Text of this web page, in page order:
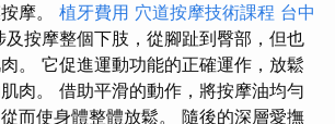
摩。 植牙費用 穴道按摩技術課程 台中
及按摩整個下肢，從腳趾到臀部，但也
。 它促進運動功能的正確運作，放鬆
肉。 借助平滑的動作，將按摩油均勻
而使身體整體放鬆。 隨後的深層愛撫